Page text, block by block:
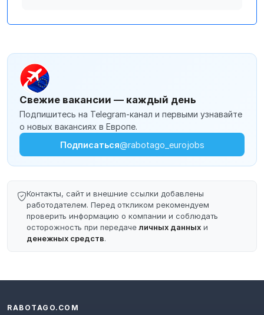
Свежие вакансии — каждый день
Подпишитесь на Telegram-канал и первыми узнавайте
о новых вакансиях в Европе.
Подписаться@rabotago_eurojobs
Контакты, сайт и внешние ссылки добавлены
работодателем. Перед откликом рекомендуем
проверить информацию о компании и соблюдать
осторожность при передачеличных данных и
денежных средств.
RABOTAGO.COM